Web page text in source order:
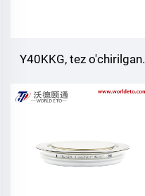
Y40KKG, tez o'chirilgan